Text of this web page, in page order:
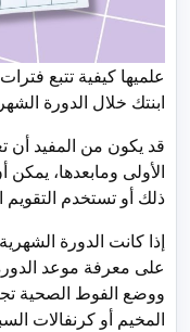
علميها كيفية تتبع
ابنتك خلال الدورة
قد يكون من المفيد أن
الأولى ومابعدها،
ذلك أو تستخدم التقويم
إذا كانت الدورة
على معرفة موعد الدورة
ووضع الفوط الصحية
المخيم أو كرنفالات